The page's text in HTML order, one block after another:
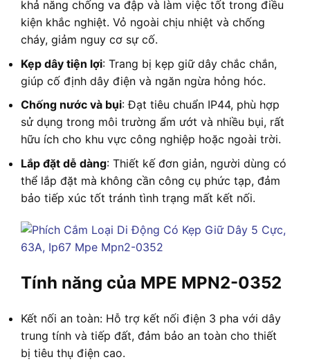
khả năng chống va đập và làm việc tốt trong điều
kiện khắc nghiệt. Vỏ ngoài chịu nhiệt và chống
cháy, giảm nguy cơ sự cố.
Kẹp dây tiện lợi: Trang bị kẹp giữ dây chắc chắn,
giúp cố định dây điện và ngăn ngừa hỏng hóc.
Chống nước và bụi: Đạt tiêu chuẩn IP44, phù hợp
sử dụng trong môi trường ẩm ướt và nhiều bụi, rất
hữu ích cho khu vực công nghiệp hoặc ngoài trời.
Lắp đặt dễ dàng: Thiết kế đơn giản, người dùng có
thể lắp đặt mà không cần công cụ phức tạp, đảm
bảo tiếp xúc tốt tránh tình trạng mất kết nối.
Tính năng của MPE MPN2-0352
Kết nối an toàn: Hỗ trợ kết nối điện 3 pha với dây
trung tính và tiếp đất, đảm bảo an toàn cho thiết
bị tiêu thụ điện cao.